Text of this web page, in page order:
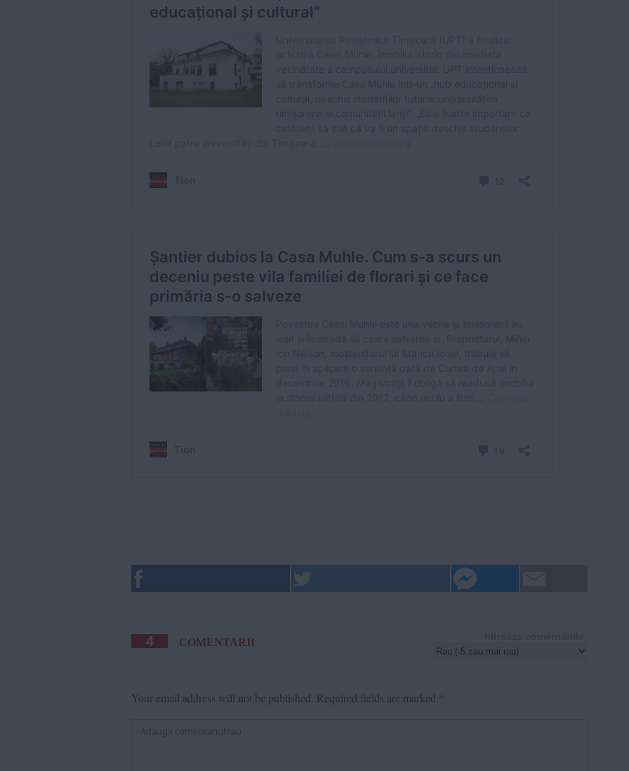
4 COMENTARII
Your email address will not be published. Required fields are marked *